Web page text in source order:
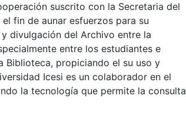
suscrito con la Secretaria del
fin de aunar esfuerzos para su
divulgación del Archivo entre la
entre los estudiantes e
Biblioteca, propiciando el su uso y
Icesi es un colaborador en el
la tecnología que permite la consulta